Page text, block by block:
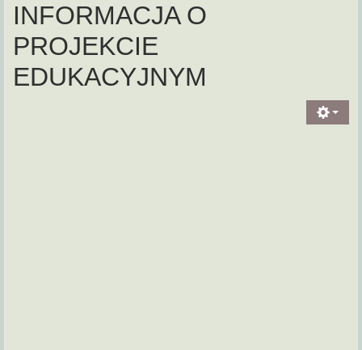
INFORMACJA O
PROJEKCIE
EDUKACYJNYM